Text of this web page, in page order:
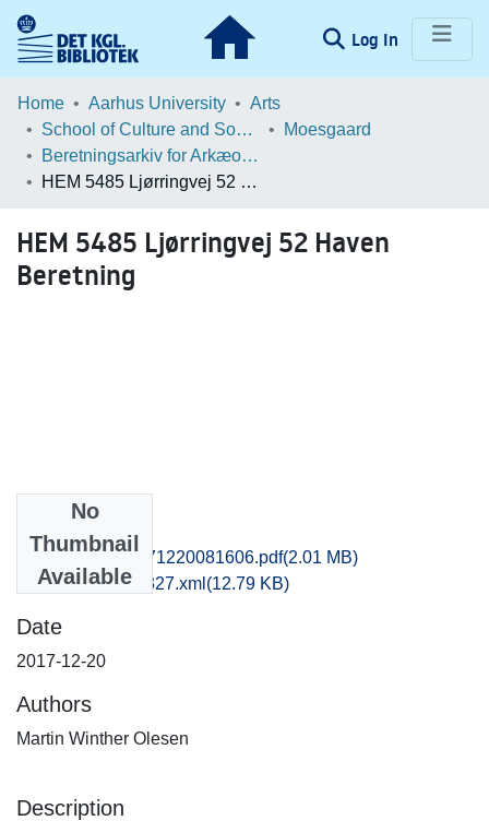
Log In (current)
Communities & Collections
Statistics
Home Aarhus University
Arts
School of Culture and Society
Moesgaard
Beretningsarkiv for Arkæologiske Undersøgelser
HEM 5485 Ljørringvej 52 Haven Beretning
HEM 5485 Ljørringvej 52 Haven
Beretning
No
Thumbnail
Available
hem1disk_20171220081606.pdf(2.01 MB)
recordxml_item_327.xml (12.79 KB)
Date
2017-12-20
Authors
Martin Winther Olesen
Description